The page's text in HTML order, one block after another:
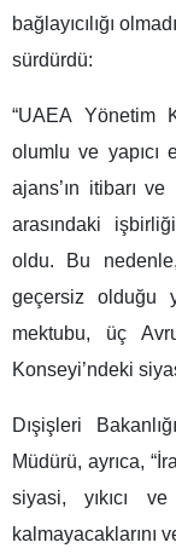
bağlayıcılığı
sürdürdü:
“UAEA Yönetim
olumlu ve yapıcı
ajans’ın itibarı
arasındaki
oldu. Bu
geçersiz olduğu
mektubu, üç
Konseyi’ndeki
Dışişleri
Müdürü, ayrıca,
siyasi, yıkıcı
kalmayacaklarını